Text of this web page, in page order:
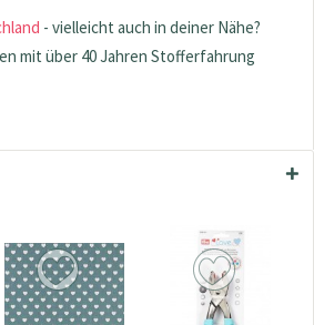
- vielleicht auch in deiner Nähe?
mit über 40 Jahren Stofferfahrung